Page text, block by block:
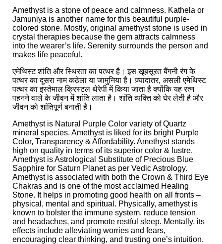
Amethyst is a stone of peace and calmness. Kathela or
Jamuniya is another name for this beautiful purple-
colored stone. Mostly, original amethyst stone is used in
crystal therapies because the gem attracts calmness
into the wearer’s life. Serenity surrounds the person and
makes life peaceful.
एमेथिस्ट शांति और स्थिरता का पत्थर है। इस खूबसूरत बैंगनी रंग के
पत्थर का दूसरा नाम कठेला या जामुनिया है। ज़्यादातर, असली एमेथिस्ट
पत्थर का इस्तेमाल क्रिस्टल थेरेपी में किया जाता है क्योंकि यह रत्न
पहनने वाले के जीवन में शांति लाता है। शांति व्यक्ति को घेर लेती है और
जीवन को शांतिपूर्ण बनाती है।
Amethyst is Natural Purple Color variety of Quartz
mineral species. Amethyst is liked for its bright Purple
Color, Transparency & Affordability. Amethyst stands
high on quality in terms of its superior color & lustre.
Amethyst is Astrological Substitute of Precious Blue
Sapphire for Saturn Planet as per Vedic Astrology.
Amethyst is associated with both the Crown & Third Eye
Chakras and is one of the most acclaimed Healing
Stone. It helps in promoting good health on all fronts –
physical, mental and spiritual. Physically, amethyst is
known to bolster the immune system, reduce tension
and headaches, and promote restful sleep. Mentally, its
effects include alleviating worries and fears,
encouraging clear thinking, and trusting one’s intuition.